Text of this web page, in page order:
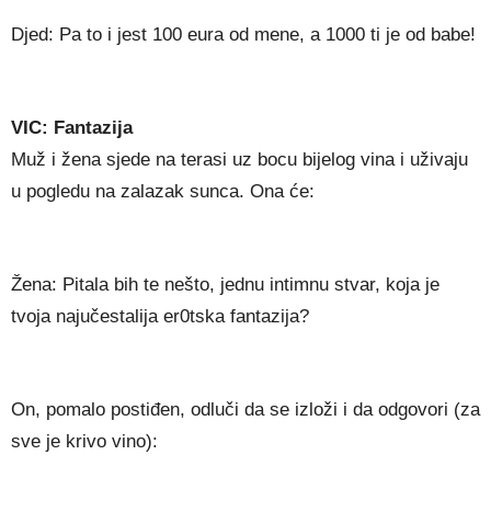
Djed: Pa to i jest 100 eura od mene, a 1000 ti je od babe!
VIC: Fantazija
Muž i žena sjede na terasi uz bocu bijelog vina i uživaju
u pogledu na zalazak sunca. Ona će:
Žena: Pitala bih te nešto, jednu intimnu stvar, koja je
tvoja najučestalija er0tska fantazija?
On, pomalo postiđen, odluči da se izloži i da odgovori (za
sve je krivo vino):